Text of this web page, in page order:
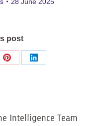
post
Share
Share
Intelligence Team